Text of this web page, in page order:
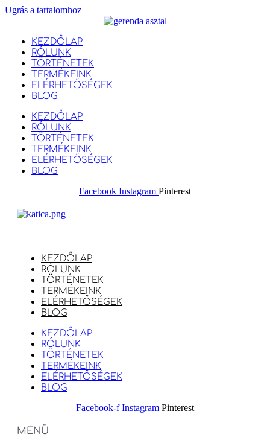
Ugrás a tartalomhoz
KEZDŐLAP
RÓLUNK
TÖRTÉNETEK
TERMÉKEINK
ELÉRHETŐSÉGEK
BLOG
KEZDŐLAP
RÓLUNK
TÖRTÉNETEK
TERMÉKEINK
ELÉRHETŐSÉGEK
BLOG
Facebook Instagram Pinterest
KEZDŐLAP
RÓLUNK
TÖRTÉNETEK
TERMÉKEINK
ELÉRHETŐSÉGEK
BLOG
KEZDŐLAP
RÓLUNK
TÖRTÉNETEK
TERMÉKEINK
ELÉRHETŐSÉGEK
BLOG
Facebook-f Instagram Pinterest
MENÜ